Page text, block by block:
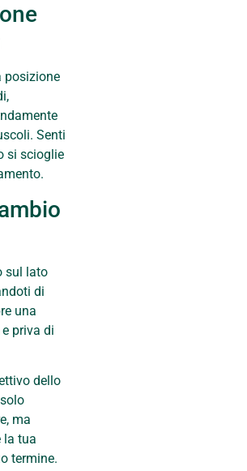
posizione
Senti
si scioglie
sul lato
di
una
priva di
dello
ma
la tua
termine.